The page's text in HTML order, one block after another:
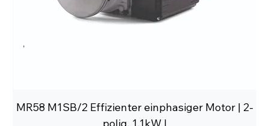
MR58 M1SB/2 Effizienter einphasiger Motor | 2-